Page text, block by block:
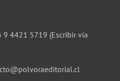
4421 5719 (Escribir vía